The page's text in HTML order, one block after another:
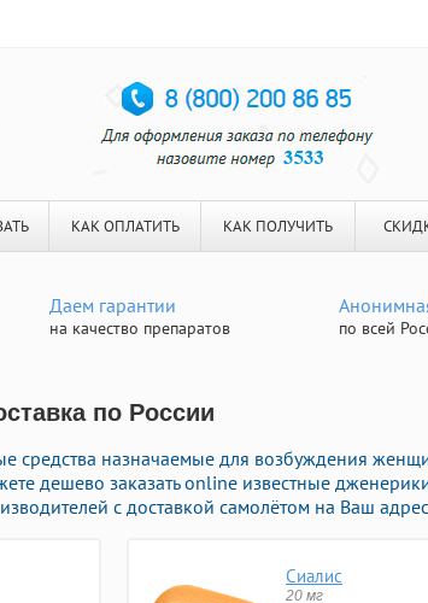
КАК ОПЛАТИТЬ КАК ПОЛУЧИТЬ
Даем гарантии
на качество препаратов по всей
по России
средства назначаемые для возбуждения
дешево заказать online известные
с доставкой самолётом на Ваш
Сиалис
20 мг